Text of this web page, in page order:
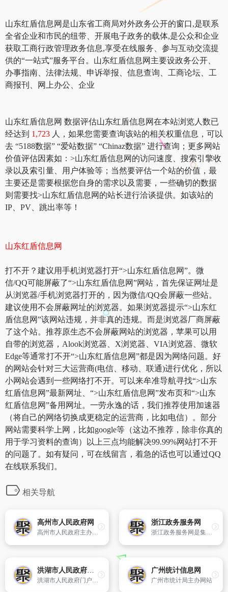
山东红盾信息网是山东省工商局对外政务公开的窗口,是联系
全省企业和市民的纽带、开展电子政务的载体,是公众和企业
获取工商行政管理政务信息,享受在线服务、参与互动交流提
供的“一站式”服务平台。山东红盾信息网主要设政务公开、
办事指南、法律法规、申诉举报、信息查询、工商论坛、工
商报刊、网上办公、企业
山东红盾信息网 数据评估山东红盾信息网在本站浏览人数已
经达到 1,723 人，如果您需要查询该站的相关权重信息，可以
去 “5188数据” “爱站数据” “Chinaz数据” 进行查询；更多网站
价值评估因素如：>山东红盾信息网的访问速度、搜索引擎收
录以及索引量、用户体验等；当然要评估一个站的价值，最
主要还是需要根据您自身的需求以及需要，一些确切的数据
则需要找>山东红盾信息网的站长进行洽谈提供。如该站的
IP、PV、跳出率等！
山东红盾信息网
打不开？建议用手机浏览器打开“>山东红盾信息网”。微
信/QQ可能屏蔽了“>山东红盾信息网”网站，首先保证网址是
从浏览器/手机浏览器打开的，因为微信/QQ会屏蔽一些站。
建议使用不会屏蔽网址的浏览器。如果浏览器提示“>山东红
盾信息网”该网站违规，并非真的违规。而是浏览器厂商屏蔽
了这个站。推荐原生态不会屏蔽网站的浏览器，苹果可以用
自带的浏览器，Alook浏览器、X浏览器、VIA浏览器、微软
Edge等通常打不开“>山东红盾信息网”都是因为网络问题。好
的网站会针对三大运营商(电信、移动、联通)进行优化，所以
小网站会遇到一些网络打不开。可以来牟准导航寻找“>山东
红盾信息网”最新网址、“>山东红盾信息网”发布页和“>山东
红盾信息网”备用网址。一劳永逸的话，我们推荐使用加速器
（将自己的网络切换成更稳定的运营商，比如电信）。部分
网站需要科学上网，比如google等（这边不推荐，除非你真的
用于学习资料的查询）以上三点均能解决99.99%网站打不开
的问题了。如有疑问，可在线留言，着急的话也可以通过QQ
在线联系我们。
相关导航
高州市人民政府网
高州市人民政府主办网站
浙江政务服务网
浙江政务服务网是集行政审批、便民服务、政务公开、互动交流、效能监察等功能于一体,省市县统一架构、多级联动的网上政务服务平台,被形象地喻为“政务淘宝”、“云计算政务超市”。
洪湖市人民政府门户网
洪湖市人民政府门户网,洪湖市,洪湖,中国洪湖,中国洪湖市
广州统计信息网
广州市统计局主办网站